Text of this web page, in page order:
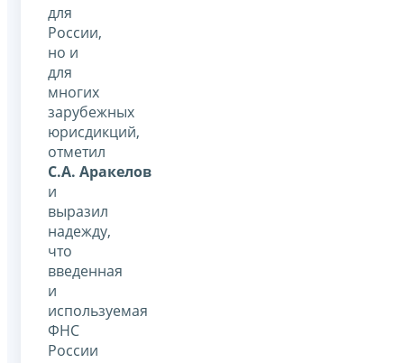
для
России,
но и
для
многих
зарубежных
юрисдикций,
отметил
С.А. Аракелов
и
выразил
надежду,
что
введенная
и
используемая
ФНС
России